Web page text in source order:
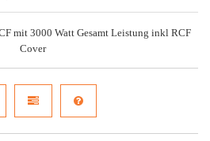
mit 3000 Watt Gesamt Leistung inkl RCF
Cover